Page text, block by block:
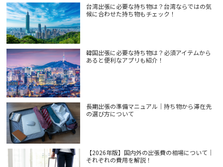
台湾出張に必要な持ち物は？台湾ならではの気
候に合わせた持ち物もチェック！
韓国出張に必要な持ち物は？必須アイテムから
あると便利なアプリも紹介！
長期出張の準備マニュアル｜持ち物から滞在先
の選び方について
【2026年版】国内外の出張費の相場について｜
それぞれの費用を解説！